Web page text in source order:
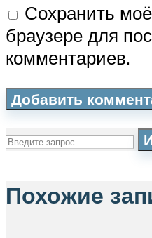
Сохранить
браузере для
комментариев.
Похожие